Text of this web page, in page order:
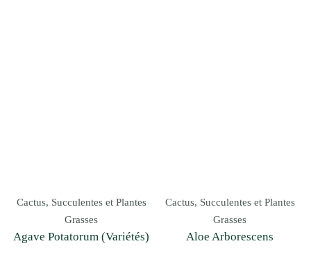
Cactus, Succulentes et Plantes
Grasses
Agave Potatorum (Variétés)
Cactus, Succulentes et Plantes
Grasses
Aloe Arborescens